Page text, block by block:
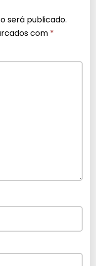
será publicado.
com *